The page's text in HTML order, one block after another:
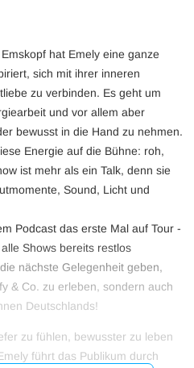
hat Emely eine ganze
sich mit ihrer inneren
zu verbinden. Es geht um
und vor allem aber
bewusst in die Hand zu nehmen.
Energie auf die Bühne: roh,
ist mehr als ein Talk, denn sie
Sound, Licht und
Podcast das erste Mal auf Tour -
Shows bereits restlos
nächste Gelegenheit geben,
& Co. zu erleben, sondern auch
Deutschlands!
zu fühlen, bewusster zu leben
führt das Publikum durch